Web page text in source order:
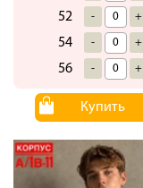
52 - +
54 - +
56 - +
Купить